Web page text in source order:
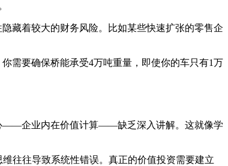
藏着较大的财务风险。比如某些快速扩张的零售企
需要确保桥能承受4万吨重量，即使你的车只有1万
——企业内在价值计算——缺乏深入讲解。这就像学
往往导致系统性错误。真正的价值投资需要建立